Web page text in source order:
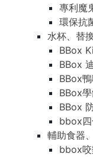
專利魔
環保抗
水杯、替
BBox
BBox
BBox
BBox
BBox
bbox四
輔助食器
bbox咬